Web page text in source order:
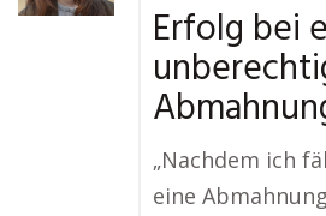
Erfolg bei
„Nachdem ich
eine